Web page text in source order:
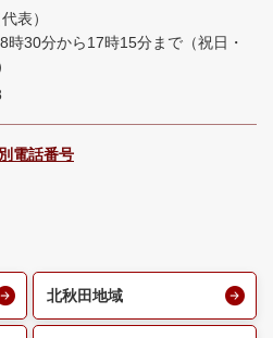
表）
時30分から17時15分まで （祝日・
電話番号
北秋田地域